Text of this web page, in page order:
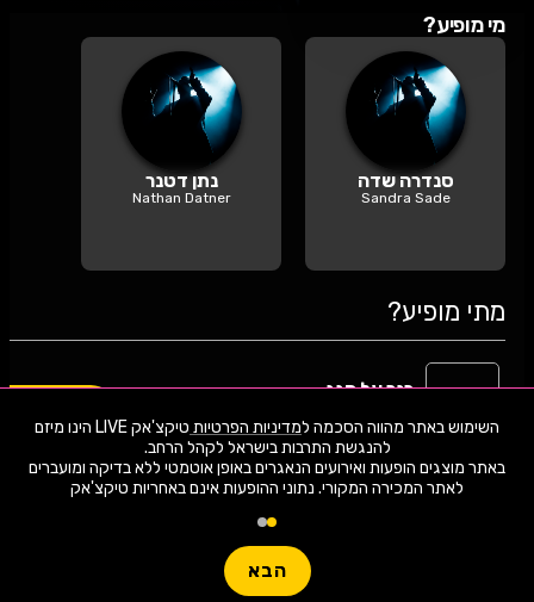
השימוש באתר מהווה הסכמה למדיניות הפרטיות
טיקצ'אק LIVE הינו מיזם
באתר מוצגים הופעות ואירועים הנאגרים באופן אוטמטי ללא בדיקה ומועברים
לאתר המכירה המקורי. נתוני ההופעות אינם באחריות טיקצ'אק
הבא
מי מופיע?
סנדרה שדה
Sandra Sade
נתן דטנר
Nathan Datner
מתי מופיע?
20
08.2026
כנר על הגג
יום חמישי | 20:30
רחובות
כנר על הגג - מחזמר תיאטרון העברי